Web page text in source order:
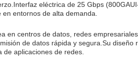
eléctrica de 25 Gbps
en entornos de alta demanda.
en centros de datos, redes
de datos rápida y segura.Su
de aplicaciones de redes.